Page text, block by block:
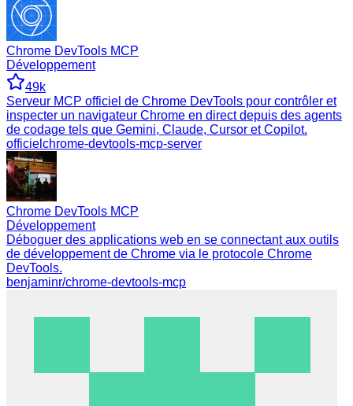
Chrome DevTools MCP
Développement
49k
Serveur MCP officiel de Chrome DevTools pour contrôler et
inspecter un navigateur Chrome en direct depuis des agents
de codage tels que Gemini, Claude, Cursor et Copilot.
officiel chrome-devtools-mcp-server
Chrome DevTools MCP
Développement
Déboguer des applications web en se connectant aux outils
de développement de Chrome via le protocole Chrome
DevTools.
benjaminr/chrome-devtools-mcp